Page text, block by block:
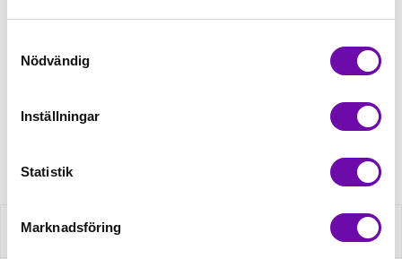
Nödvändig
Inställningar
Statistik
Marknadsföring
Finns i lager
Beskrivning